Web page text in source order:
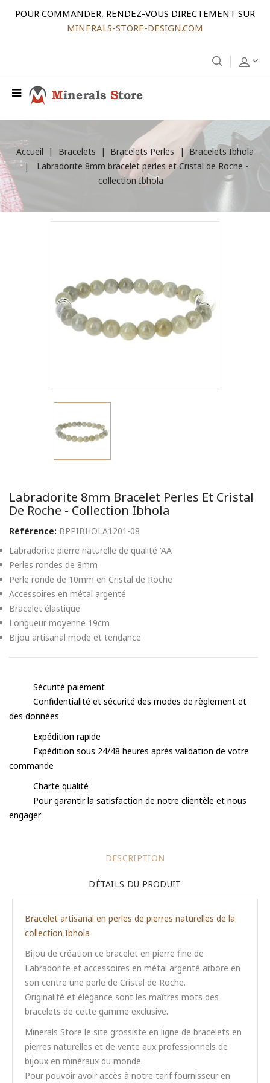
POUR COMMANDER, RENDEZ-VOUS DIRECTEMENT SUR
MINERALS-STORE-DESIGN.COM
Accueil Bracelets Bracelets Perles
Bracelets Ibhola
Labradorite 8mm bracelet perles et Cristal de Roche -
collection Ibhola
Labradorite 8mm Bracelet Perles Et Cristal
De Roche - Collection Ibhola
Référence: BPPIBHOLA1201-08
Labradorite pierre naturelle de qualité 'AA'
Perles rondes de 8mm
Perle ronde de 10mm en Cristal de Roche
Accessoires en métal argenté
Bracelet élastique
Longueur moyenne 19cm
Bijou artisanal mode et tendance
Sécurité paiement
Confidentialité et sécurité des modes de règlement et
des données
Expédition rapide
Expédition sous 24/48 heures après validation de votre
commande
Charte qualité
Pour garantir la satisfaction de notre clientèle et nous
engager
DESCRIPTION
DÉTAILS DU PRODUIT
Bracelet artisanal en perles de pierres naturelles de la
collection Ibhola
Bijou de création ce bracelet en pierre fine de
Labradorite et accessoires en métal argenté arbore en
son centre une perle de Cristal de Roche.
Originalité et élégance sont les maîtres mots des
bracelets de cette gamme exclusive.
Minerals Store le site grossiste en ligne de bracelets en
pierres naturelles et de vente aux professionnels de
bijoux en minéraux du monde.
Pour pouvoir avoir accès à notre tarif fournisseur en